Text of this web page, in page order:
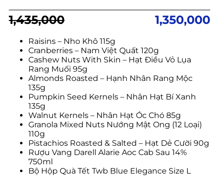
1,435,000Giá
là:
1,435,000.
1,350,000
Giá
tại
là:
1,350,000.
Raisins – Nho Khô 115g
Cranberries – Nam Việt Quất 120g
Cashew Nuts With Skin – Hạt Điều Vỏ Lụa
Rang Muối 95g
Almonds Roasted – Hạnh Nhân Rang Mộc
135g
Pumpkin Seed Kernels – Nhân Hạt Bí Xanh
135g
Walnut Kernels – Nhân Hạt Óc Chó 85g
Granola Mixed Nuts Nướng Mật Ong (12 Loại)
110g
Pistachios Roasted & Salted – Hạt Dẻ Cười 90g
Rượu Vang Darell Alarie Aoc Cab Sau 14%
750ml
Bộ Hộp Quà Tết Twb Blue Elegance Size L